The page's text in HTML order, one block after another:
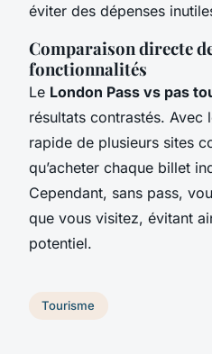
éviter des dépenses
Comparaison directe
fonctionnalités
Le London Pass vs pas
résultats contrastés. Avec
rapide de plusieurs sites
qu’acheter chaque billet
Cependant, sans pass,
que vous visitez, évitant
potentiel.
Tourisme